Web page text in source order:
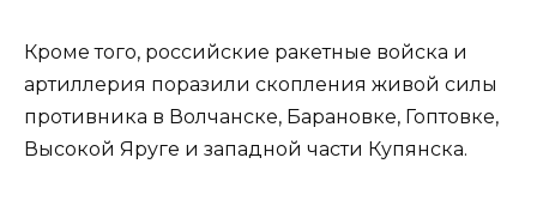
Кроме того, российские ракетные войска и
артиллерия поразили скопления живой силы
противника в Волчанске, Барановке, Гоптовке,
Высокой Яруге и западной части Купянска.